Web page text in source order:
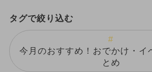
タグで絞り込む
今月のおすすめ！おでかけ・イ
とめ